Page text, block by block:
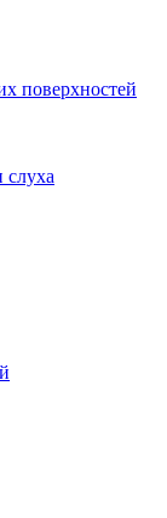
поверхностей
слуха